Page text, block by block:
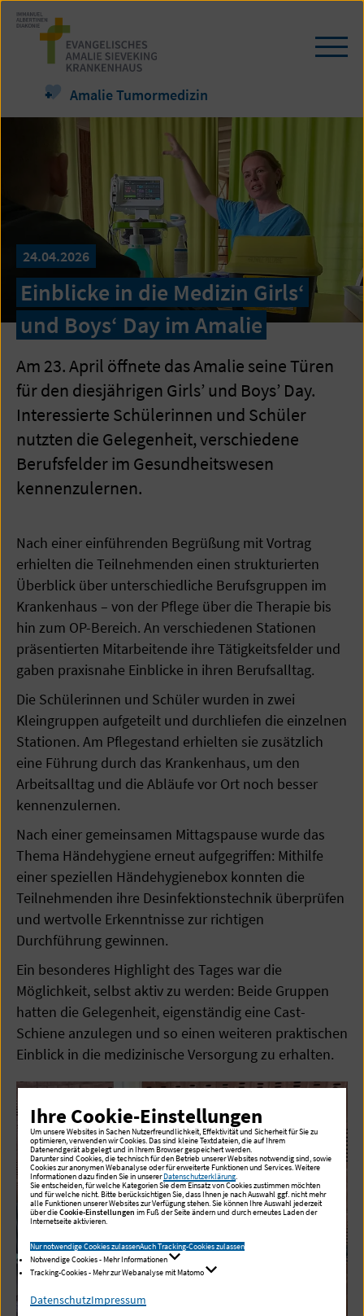
Zum
Seiteninhalt
springen
Amalie Tumormedizin
24.04.2026
Einblicke in die Medizin Girls‘
und Boys‘ Day im Amalie
Am 23. April öffnete das Amalie seine Türen
für den diesjährigen Girls’ und Boys’ Day.
Interessierte Schülerinnen und Schüler
nutzten die Gelegenheit, verschiedene
Berufsfelder im Gesundheitswesen
kennenzulernen.
Nach einer einführenden Begrüßung mit Vortrag
erhielten die Teilnehmenden einen strukturierten
Überblick über unterschiedliche Berufsgruppen im
Krankenhaus – von der Pflege über die Therapie bis
hin zum OP-Bereich. An verschiedenen Stationen
präsentierten Mitarbeitende ihre Tätigkeitsfelder und
gaben praxisnahe Einblicke in ihren Berufsalltag.
Die Schülerinnen und Schüler wurden in zwei
Kleingruppen aufgeteilt und durchliefen die einzelnen
Stationen. Am Pflegestand erhielten sie zusätzlich
eine Führung durch das Krankenhaus, um den
Arbeitsalltag und die Abläufe vor Ort noch besser
kennenzulernen.
Nach einer gemeinsamen Mittagspause wurde das
Thema Händehygiene erneut aufgegriffen: Mithilfe
einer speziellen Händehygienebox konnten die
Teilnehmenden ihre Desinfektionstechnik überprüfen
und wertvolle Erkenntnisse zur richtigen
Durchführung gewinnen.
Ein besonderes Highlight des Tages war die
Möglichkeit, selbst aktiv zu werden: Beide Gruppen
hatten die Gelegenheit, eigenständig eine Cast-
Schiene anzulegen und so einen weiteren praktischen
Einblick in die medizinische Versorgung zu erhalten.
Ihre Cookie-Einstellungen
Um unsere Websites in Sachen Nutzerfreundlichkeit, Effektivität und Sicherheit für Sie zu
optimieren, verwenden wir Cookies. Das sind kleine Textdateien, die auf Ihrem
Datenendgerät abgelegt und in Ihrem Browser gespeichert werden.
Darunter sind Cookies, die technisch für den Betrieb unserer Websites notwendig sind, sowie
Cookies zur anonymen Webanalyse oder für erweiterte Funktionen und Services. Weitere
Informationen dazu finden Sie in unsererDatenschutzerklärung.
Sie entscheiden, für welche Kategorien Sie dem Einsatz von Cookies zustimmen möchten
und für welche nicht. Bitte berücksichtigen Sie, dass Ihnen je nach Auswahl ggf. nicht mehr
alle Funktionen unserer Websites zur Verfügung stehen. Sie können Ihre Auswahl jederzeit
über dieCookie-Einstellungen im Fuß der Seite ändern und durch erneutes Laden der
Internetseite aktivieren.
Nur notwendige Cookies zulassenAuch Tracking-Cookies zulassen
Notwendige Cookies - Mehr Informationen
Tracking-Cookies - Mehr zur Webanalyse mit Matomo
DatenschutzImpressum